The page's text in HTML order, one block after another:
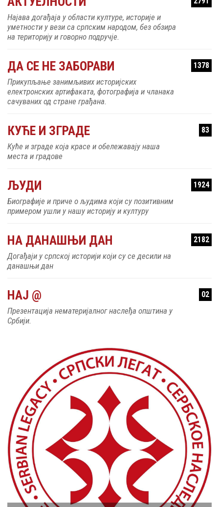
Најава догађаја у области културе, историје и
уметности у вези са српским народом, без обзира
на територију и говорно подручје.
ДА СЕ НЕ ЗАБОРАВИ 1378
Прикупљање занимљивих историјских
електронских артифаката, фотографија и чланака
сачуваних од стране грађана.
КУЋЕ И ЗГРАДЕ 83
Куће и зграде која красе и обележавају наша
места и градове
ЉУДИ 1924
Биографије и приче о људима који су позитивним
примером ушли у нашу историју и културу
НА ДАНАШЊИ ДАН 2182
Догађаји у српској историји који су се десили на
данашњи дан
НАЈ @ 02
Презентација нематеријалног наслеђа општина у
Србији.